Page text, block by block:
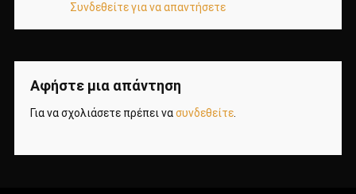
Συνδεθείτε για να απαντήσετε
Αφήστε μια απάντηση
Για να σχολιάσετε πρέπει νασυνδεθείτε.